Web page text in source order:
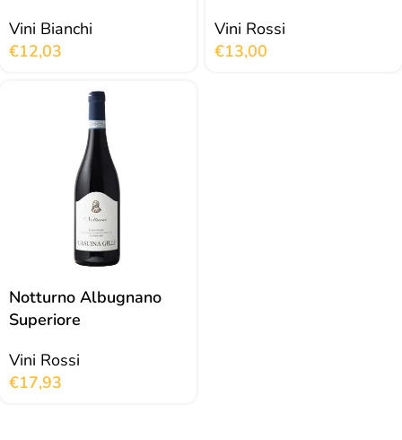
Vini Bianchi
€12,03
Vini Rossi
€13,00
Notturno Albugnano
Superiore
Vini Rossi
€17,93